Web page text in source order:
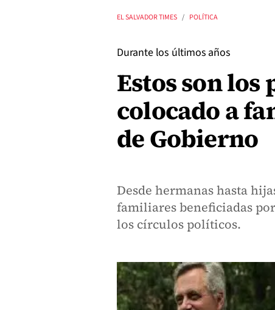
EL SALVADOR TIMES POLÍTICA
Durante los últimos años
Estos son
colocado a
de Gobierno
Desde hermanas hasta
familiares beneficiadas
los círculos políticos.